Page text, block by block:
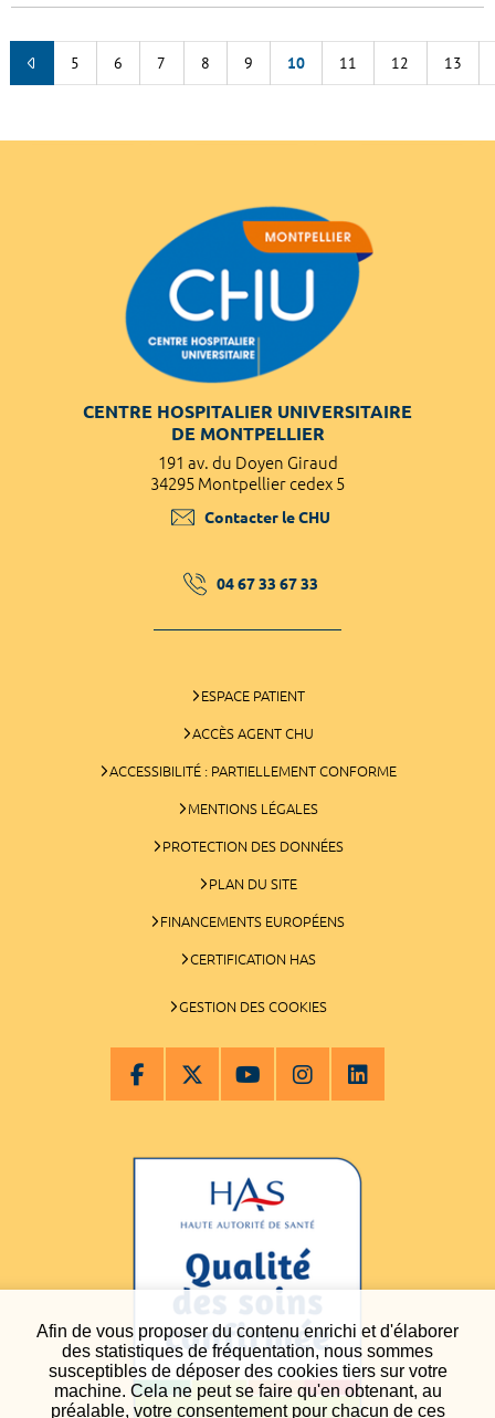
Afin de vous proposer du contenu enrichi et d'élaborer
des statistiques de fréquentation, nous sommes
susceptibles de déposer des cookies tiers sur votre
machine. Cela ne peut se faire qu'en obtenant, au
préalable, votre consentement pour chacun de ces
5 6 7 8 9 10 11 12 13
CENTRE HOSPITALIER UNIVERSITAIRE
DE MONTPELLIER
191 av. du Doyen Giraud
34295 Montpellier cedex 5
Contacter le CHU
04 67 33 67 33
ESPACE PATIENT
ACCÈS AGENT CHU
ACCESSIBILITÉ : PARTIELLEMENT CONFORME
MENTIONS LÉGALES
PROTECTION DES DONNÉES
PLAN DU SITE
FINANCEMENTS EUROPÉENS
CERTIFICATION HAS
GESTION DES COOKIES